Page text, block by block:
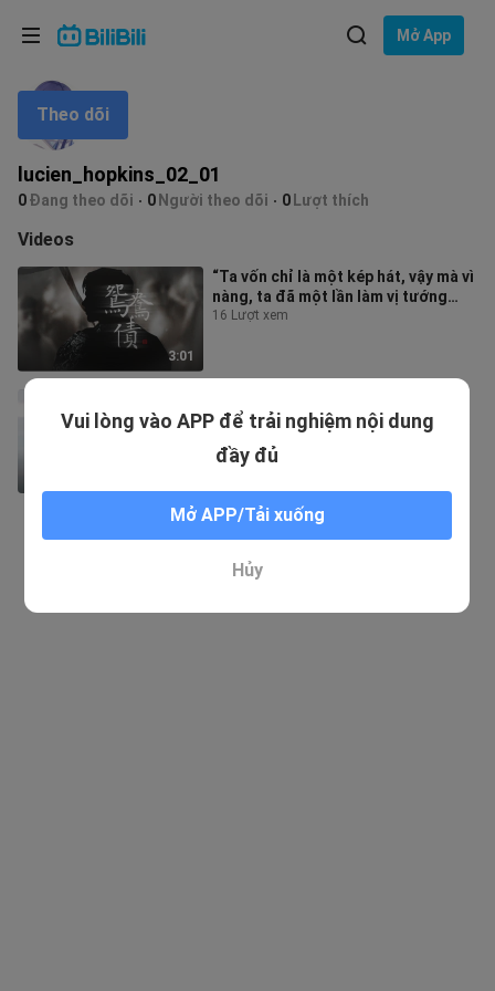
Mở App
lucien_hopkins_02_01
0Đang theo dõi 0 Người theo dõi 0 Lượt thích
Theo dõi
Videos
3:01
“Ta vốn chỉ là một kép hát, vậy mà vì
nàng, ta đã một lần làm vị tướng
quân chân chính” 【Giấy cưới 2
16 Lượt xem
Bình Đài Từ Hương||Lời Tự Thú Của
Một Vị Hoàng Đế Thất Thế
Vui lòng vào APP để trải nghiệm nội dung
đầy đủ
Mở APP/Tải xuống
Hủy
Ngôn ngữ: Tiếng Việt
Lựa chọn ngôn ngữ
English
ภาษาไทย
Tiếng Việt
Bahasa Melayu